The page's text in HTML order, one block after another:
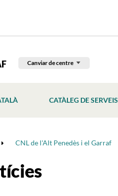
Canviar de centre
CATÀLEG DE SERVEIS
CNL de l'Alt Penedès i el Garraf